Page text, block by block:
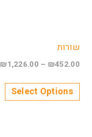
שורות
₪452.00
–
₪1,226.00
Select Options